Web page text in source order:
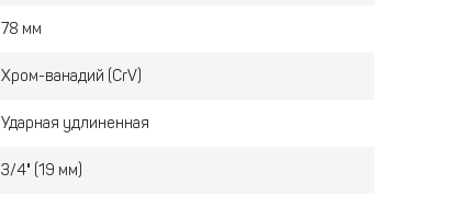
78 мм
Хром-ванадий (CrV)
Ударная удлиненная
3/4" (19 мм)